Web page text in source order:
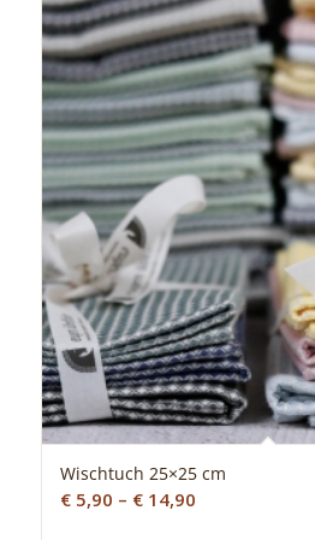
Wischtuch 25×25 cm
€5,90 – €14,90